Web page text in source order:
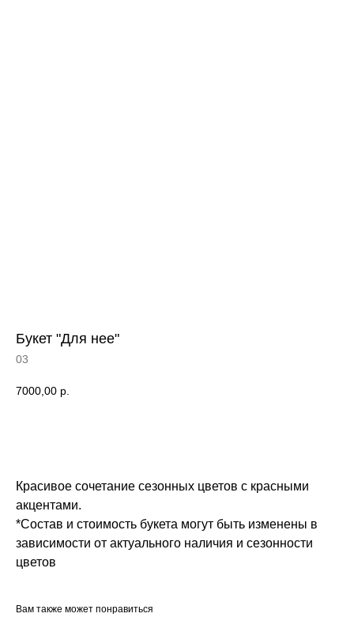
Букет "Для нее"
03
7000,00 р.
Красивое сочетание сезонных цветов с красными
акцентами.
*Состав и стоимость букета могут быть изменены в
зависимости от актуального наличия и сезонности
цветов
Вам также может понравиться